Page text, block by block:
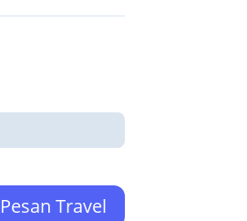
Pesan Travel